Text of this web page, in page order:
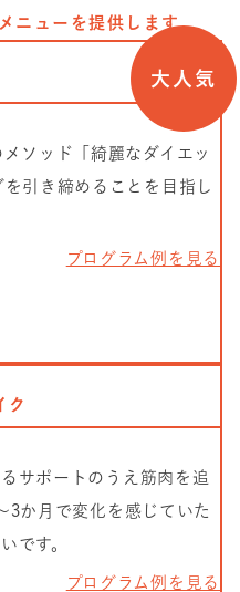
ニューを提供します。
大人気
ソッド「綺麗なダイエッ
を引き締めることを目指し
プログラム例を見る
ク
サポートのうえ筋肉を追
3か月で変化を感じていた
です。
プログラム例を見る